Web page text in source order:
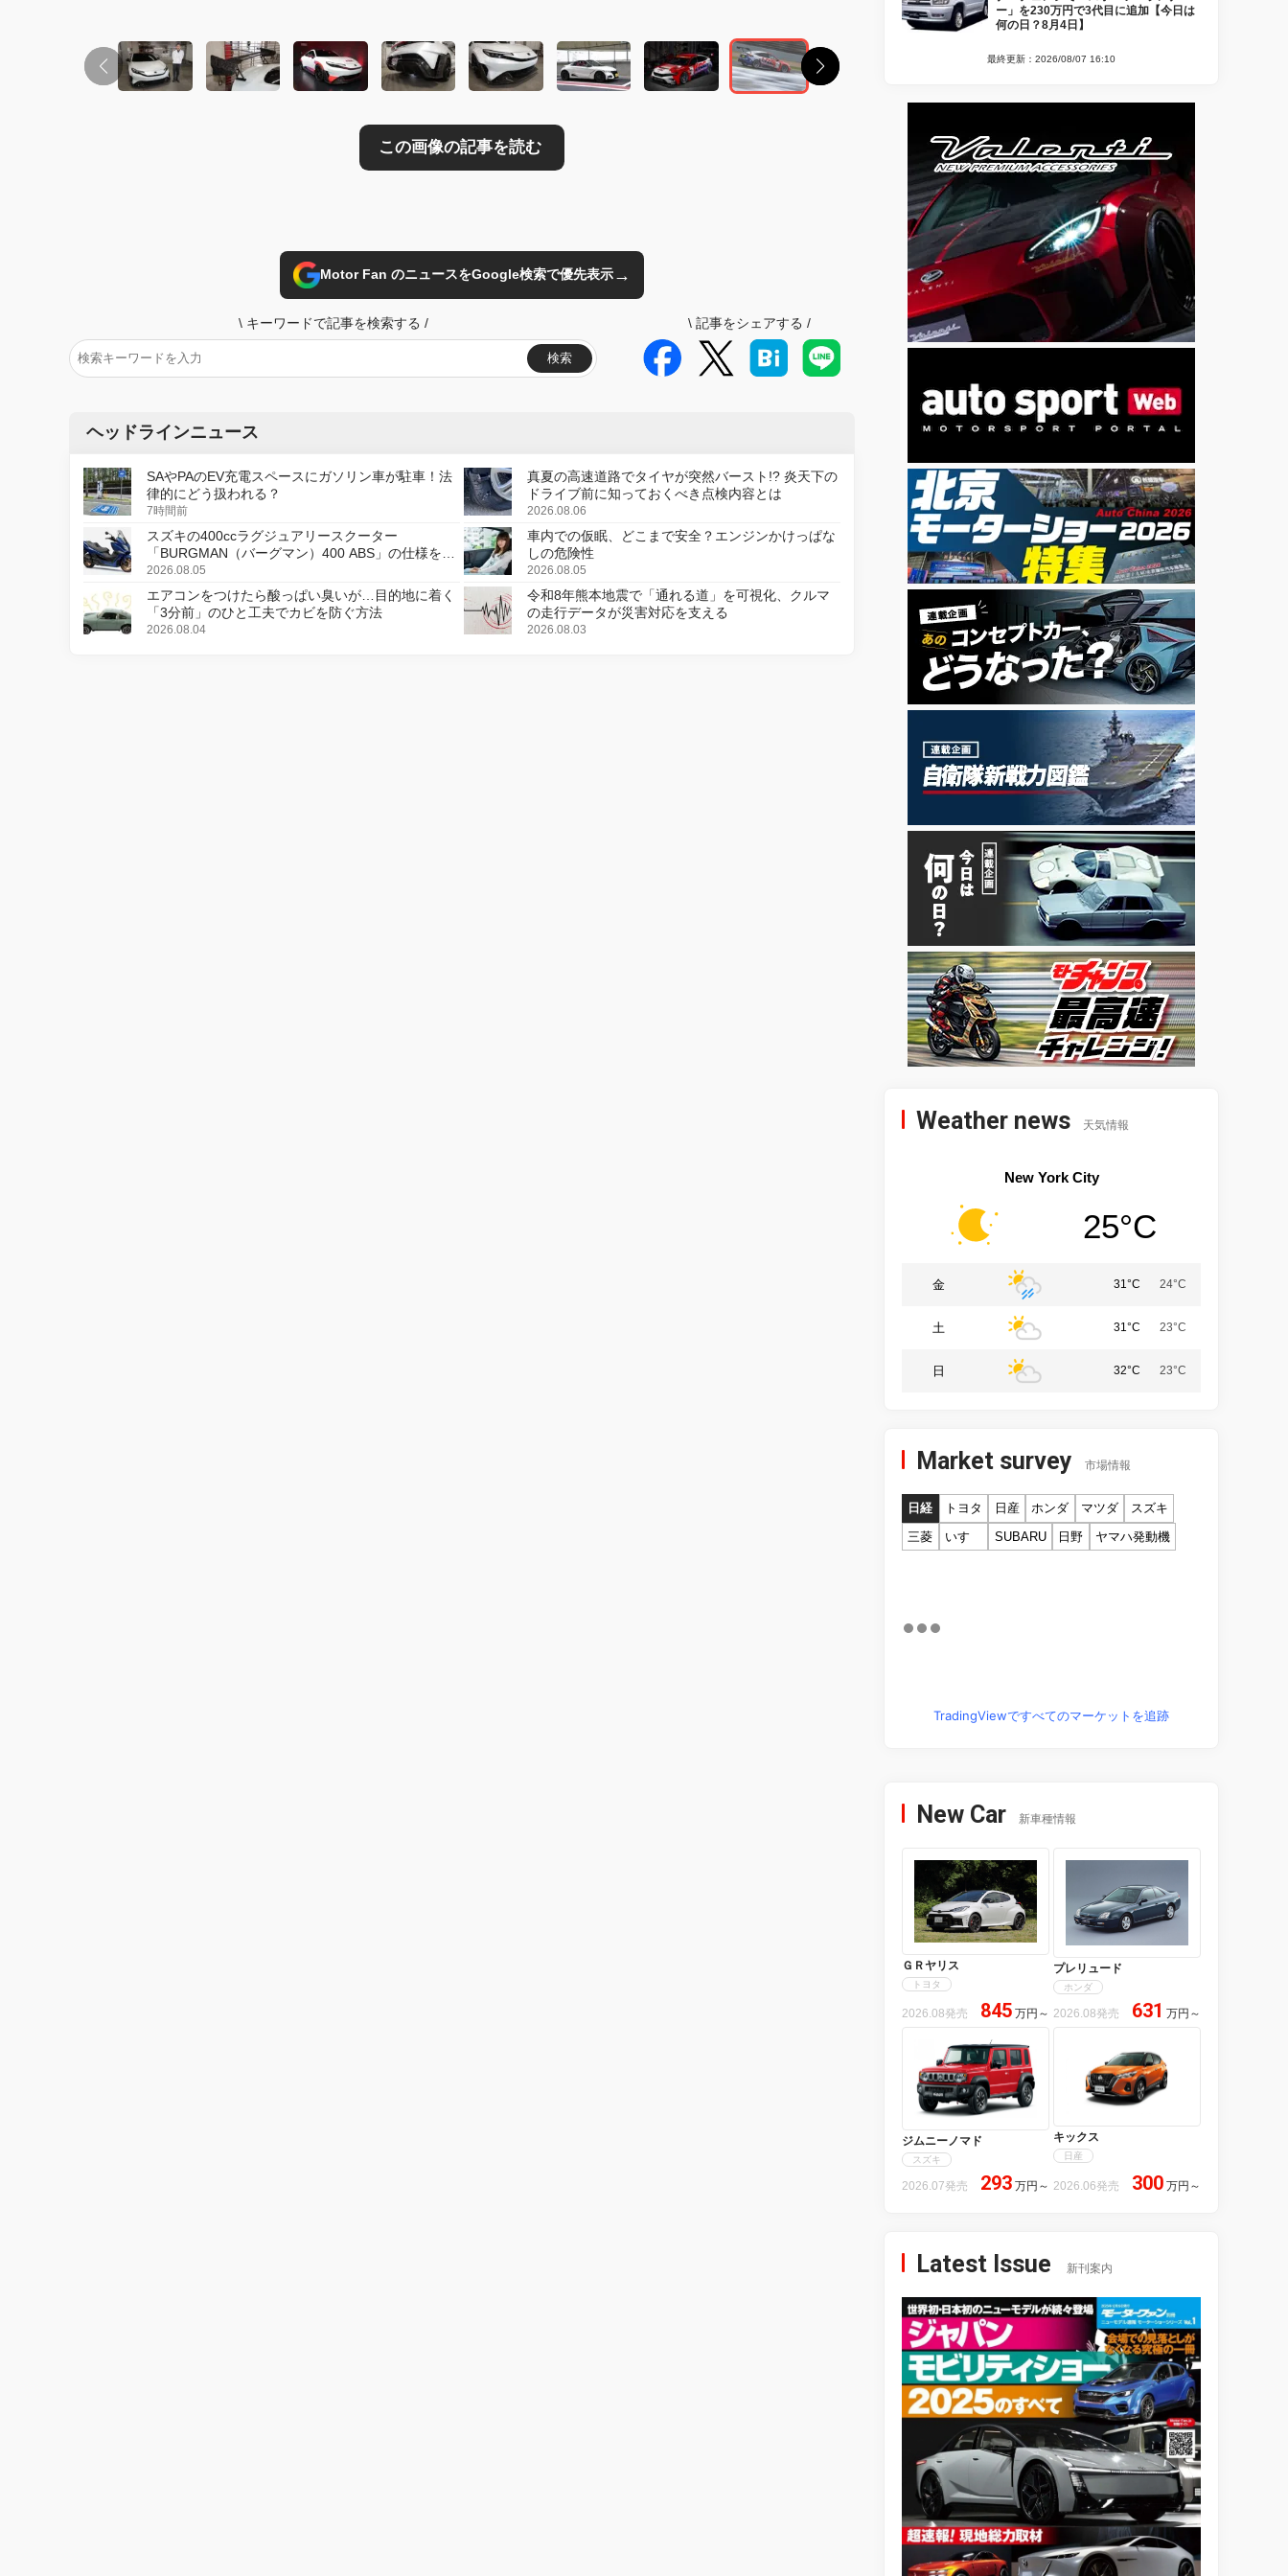
Motor Fan のニュースをGoogle検索で優先表示→
\ キーワードで記事を検索する /
検索
\ 記事をシェアする /
ヘッドラインニュース
SAやPAのEV充電スペースにガソリン車が駐車！法
律的にどう扱われる？
7時間前
真夏の高速道路でタイヤが突然バースト!? 炎天下の
ドライブ前に知っておくべき点検内容とは
2026.08.06
スズキの400ccラグジュアリースクーター
「BURGMAN（バーグマン）400 ABS」の仕様を変
更し、8月18日に発売
2026.08.05
車内での仮眠、どこまで安全？エンジンかけっぱな
しの危険性
2026.08.05
エアコンをつけたら酸っぱい臭いが…目的地に着く
「3分前」のひと工夫でカビを防ぐ方法
2026.08.04
令和8年熊本地震で「通れる道」を可視化、クルマ
の走行データが災害対応を支える
2026.08.03
ー」を230万円で3代目に追加【今日は
何の日？8月4日】
最終更新：2026/08/07 16:10
Weather news 天気情報
New York City
25°C
金 31°C 24°C
土 31°C 23°C
日 32°C 23°C
Market survey 市場情報
日経 トヨタ 日産 ホンダ マツダ
スズキ
三菱
いすゞ SUBARU 日野 ヤマハ発動機
TradingViewですべてのマーケットを追跡
New Car 新車種情報
ＧＲヤリス
トヨタ
2026.08発売 845 万円 ～
プレリュード
ホンダ
2026.08発売 631 万円 ～
ジムニーノマド
スズキ
2026.07発売 293 万円 ～
キックス
日産
2026.06発売 300 万円 ～
Latest Issue 新刊案内